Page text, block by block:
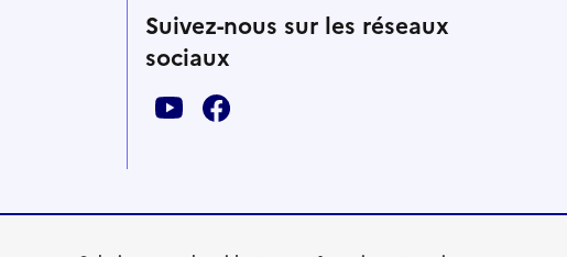
Suivez-nous sur les réseaux
sociaux